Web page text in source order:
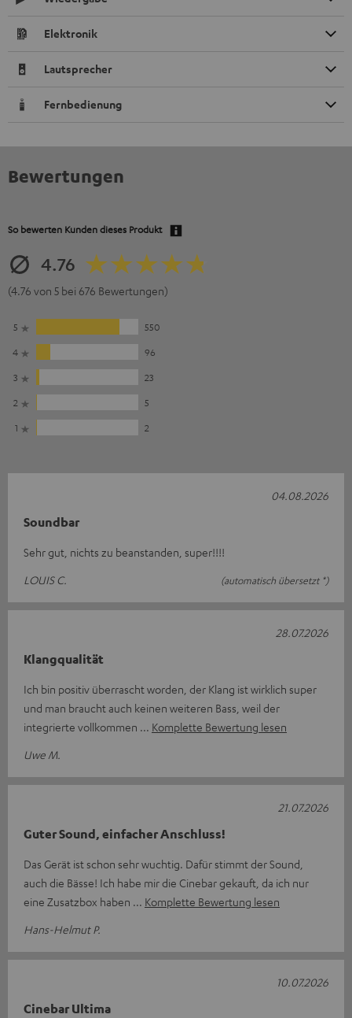
Elektronik
Lautsprecher
Fernbedienung
Bewertungen
So bewerten Kunden dieses Produkt
4.76
(4.76 von 5 bei 676 Bewertungen)
5
550
4
96
3
23
2
5
1
2
Soundbar
Sehr gut, nichts zu beanstanden, super!!!!
LOUIS C.
(automatisch übersetzt *)
04.08.2026
Klangqualität
Ich bin positiv überrascht worden, der Klang ist wirklich super
und man braucht auch keinen weiteren Bass, weil der
integrierte vollkommen
Komplette Bewertung lesen
Uwe M.
28.07.2026
Guter Sound, einfacher Anschluss!
Das Gerät ist schon sehr wuchtig. Dafür stimmt der Sound,
auch die Bässe! Ich habe mir die Cinebar gekauft, da ich nur
eine Zusatzbox haben
Komplette Bewertung lesen
Hans-Helmut P.
21.07.2026
Cinebar Ultima
10.07.2026